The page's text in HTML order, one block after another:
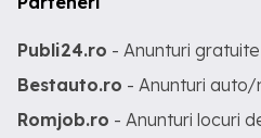
Publi24.ro - Anunturi gratuite
Bestauto.ro - Anunturi
Romjob.ro - Anunturi locuri